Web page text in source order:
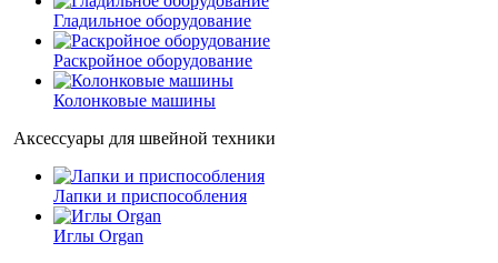
Гладильное оборудование
Раскройное оборудование
Колонковые машины
Аксессуары для швейной техники
Лапки и приспособления
Иглы Organ